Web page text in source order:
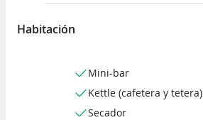
Habitación
Mini-bar
Kettle (cafetera y tetera)
Secador